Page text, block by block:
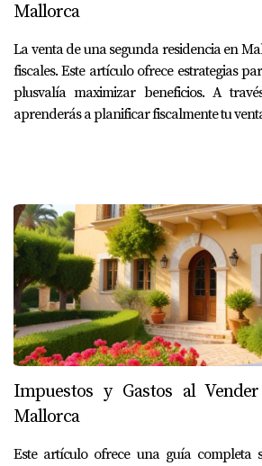
Mallorca
La venta de una segunda residencia en
fiscales. Este artículo ofrece estrategias
plusvalía maximizar beneficios. A
aprenderás a planificar fiscalmente tu
Impuestos y Gastos al
Mallorca
Este artículo ofrece una guía completa